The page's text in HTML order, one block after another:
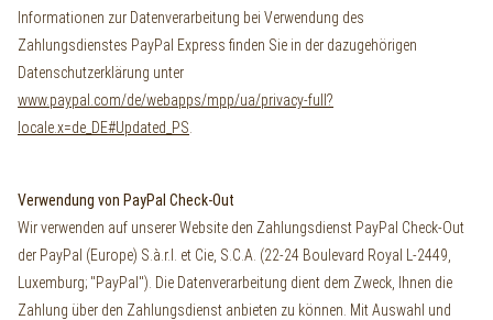
Informationen zur Datenverarbeitung bei Verwendung des
Zahlungsdienstes PayPal Express finden Sie in der dazugehörigen
Datenschutzerklärung unter
www.paypal.com/de/webapps/mpp/ua/privacy-full?
locale.x=de_DE#Updated_PS
Verwendung von PayPal Check-Out
Wir verwenden auf unserer Website den Zahlungsdienst PayPal Check-Out
der PayPal (Europe) S.à.r.l. et Cie, S.C.A. (22-24 Boulevard Royal L-2449,
Luxemburg; "PayPal"). Die Datenverarbeitung dient dem Zweck, Ihnen die
Zahlung über den Zahlungsdienst anbieten zu können. Mit Auswahl und